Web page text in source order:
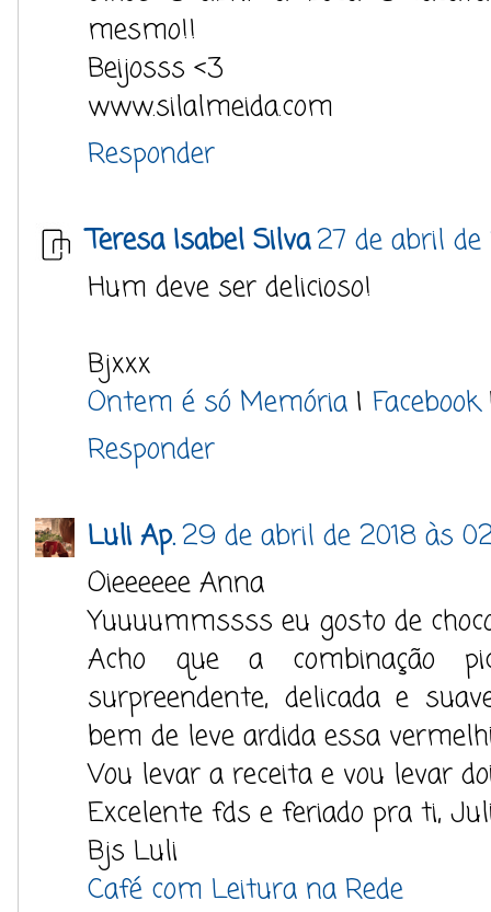
mesmo!!
Beijosss <3
www.silalmeida.com
Responder
Teresa Isabel Silva27 de abril de
Hum deve ser delicioso!
Bjxxx
Ontem é só Memória | Facebook
Responder
Luli Ap.29 de abril de 2018 às
Oieeeeee Anna
Yuuuummssss eu gosto de
Acho que a combinação
surpreendente, delicada e
bem de leve ardida essa
Vou levar a receita e vou levar
Excelente fds e feriado pra ti,
Bjs Luli
Café com Leitura na Rede